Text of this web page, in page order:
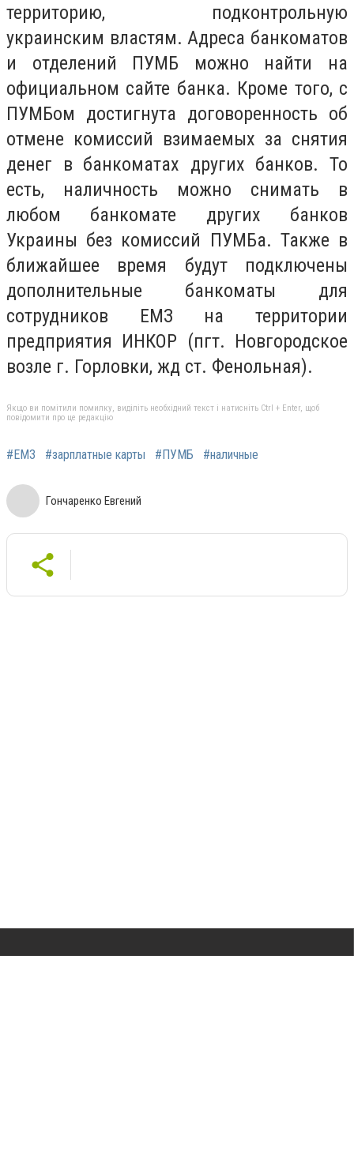
территорию, подконтрольную
украинским властям. Адреса банкоматов
и отделений ПУМБ можно найти на
официальном сайте банка. Кроме того, с
ПУМБом достигнута договоренность об
отмене комиссий взимаемых за снятия
денег в банкоматах других банков. То
есть, наличность можно снимать в
любом банкомате других банков
Украины без комиссий ПУМБа. Также в
ближайшее время будут подключены
дополнительные банкоматы для
сотрудников ЕМЗ на территории
предприятия ИНКОР (пгт. Новгородское
возле г. Горловки, жд ст. Фенольная).
Якщо ви помітили помилку, виділіть необхідний текст і натисніть Ctrl + Enter, щоб
повідомити про це редакцію
#ЕМЗ #зарплатные карты #ПУМБ #наличные
Гончаренко Евгений